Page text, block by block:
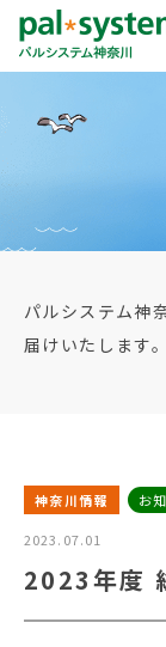
パルシステム神
届けいたします。
神奈川情報 お
2023.07.01
2023年度